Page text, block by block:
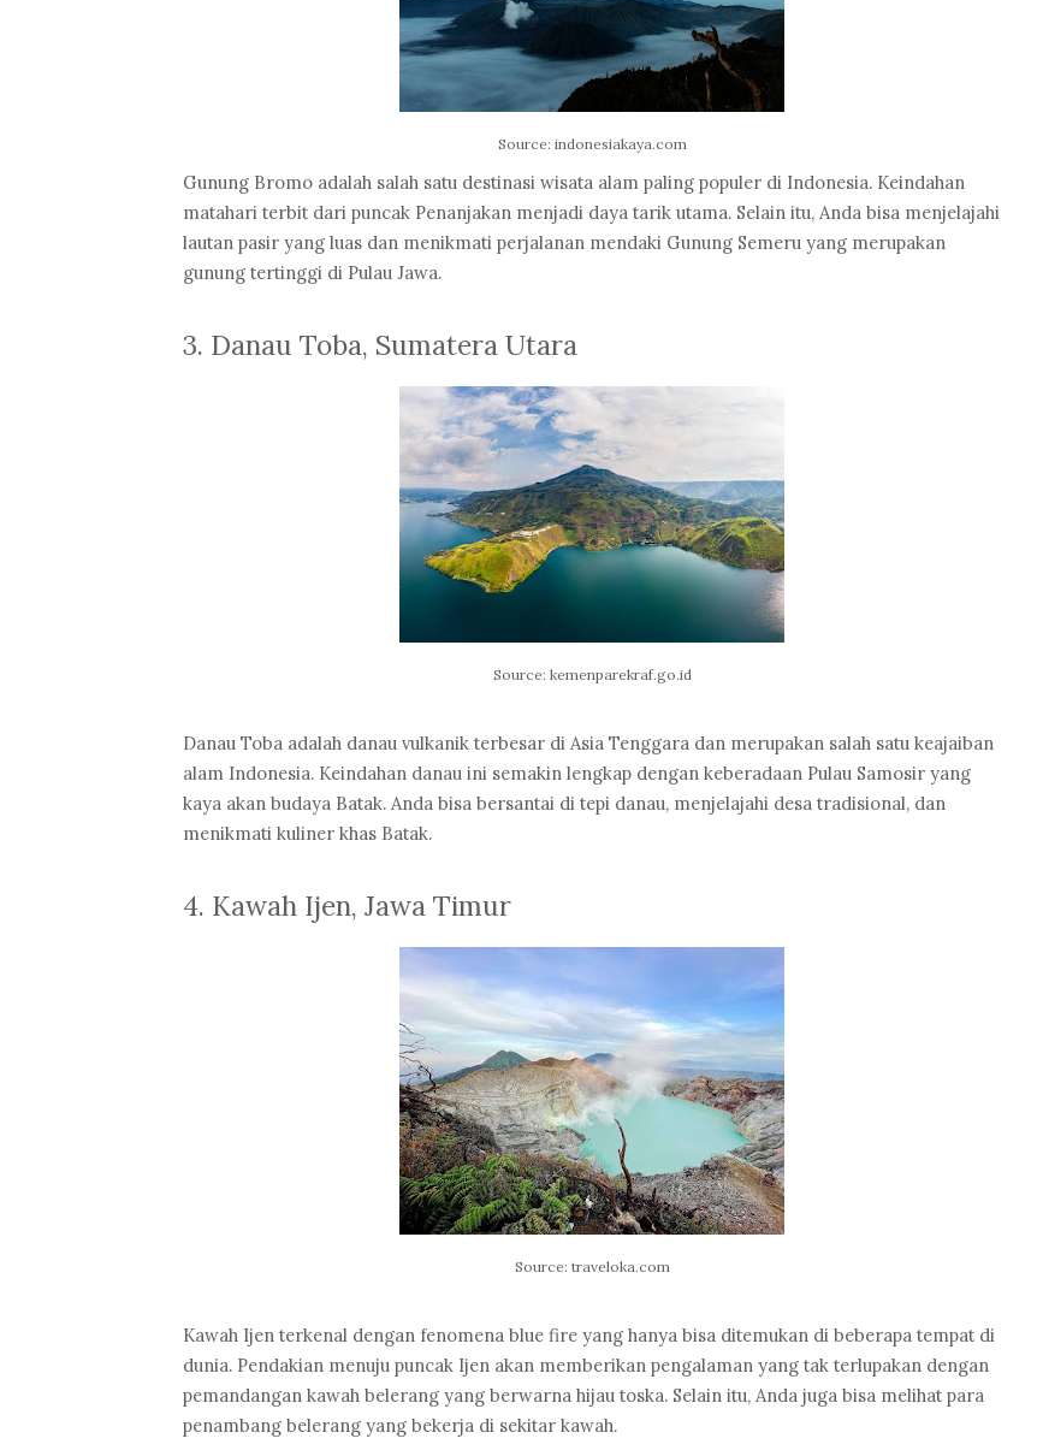
Source: indonesiakaya.com
Gunung Bromo adalah salah satu destinasi wisata alam paling populer di Indonesia. Keindahan
matahari terbit dari puncak Penanjakan menjadi daya tarik utama. Selain itu, Anda bisa menjelajahi
lautan pasir yang luas dan menikmati perjalanan mendaki Gunung Semeru yang merupakan
gunung tertinggi di Pulau Jawa.
3. Danau Toba, Sumatera Utara
Source: kemenparekraf.go.id
Danau Toba adalah danau vulkanik terbesar di Asia Tenggara dan merupakan salah satu keajaiban
alam Indonesia. Keindahan danau ini semakin lengkap dengan keberadaan Pulau Samosir yang
kaya akan budaya Batak. Anda bisa bersantai di tepi danau, menjelajahi desa tradisional, dan
menikmati kuliner khas Batak.
4. Kawah Ijen, Jawa Timur
Source: traveloka.com
Kawah Ijen terkenal dengan fenomena blue fire yang hanya bisa ditemukan di beberapa tempat di
dunia. Pendakian menuju puncak Ijen akan memberikan pengalaman yang tak terlupakan dengan
pemandangan kawah belerang yang berwarna hijau toska. Selain itu, Anda juga bisa melihat para
penambang belerang yang bekerja di sekitar kawah.